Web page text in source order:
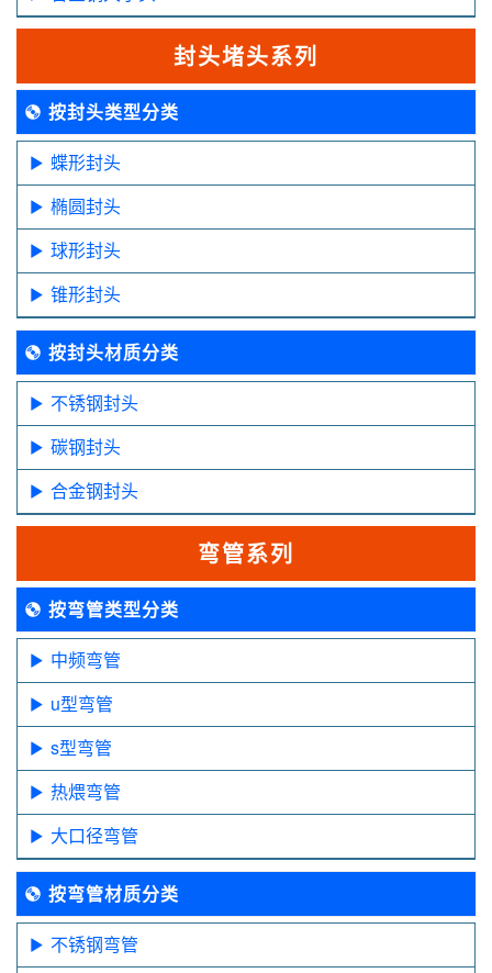
封头堵头系列
按封头类型分类
蝶形封头
椭圆封头
球形封头
锥形封头
按封头材质分类
不锈钢封头
碳钢封头
合金钢封头
弯管系列
按弯管类型分类
中频弯管
u型弯管
s型弯管
热煨弯管
大口径弯管
按弯管材质分类
不锈钢弯管